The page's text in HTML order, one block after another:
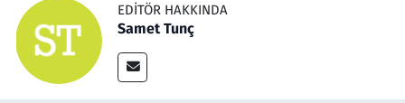
EDITÖR HAKKINDA
Samet Tunç